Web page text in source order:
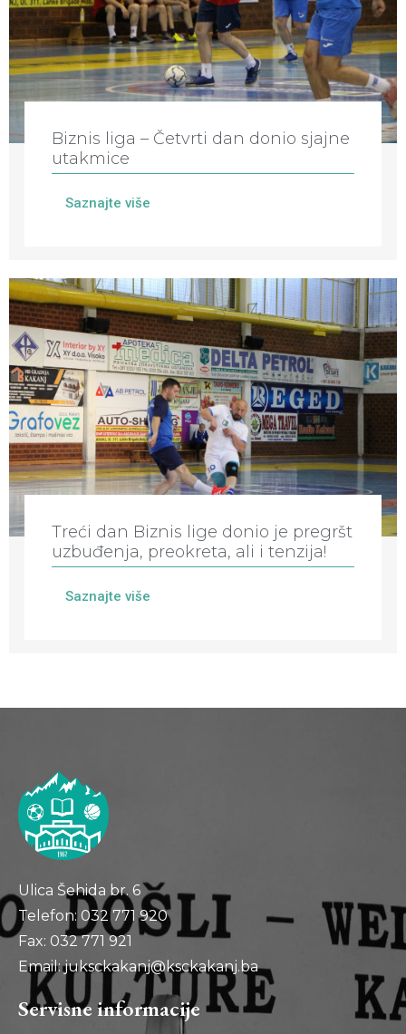
Biznis liga – Četvrti dan donio sjajne
utakmice
Saznajte više
Treći dan Biznis lige donio je pregršt
uzbuđenja, preokreta, ali i tenzija!
Saznajte više
Ulica Šehida br. 6
Telefon: 032 771 920
Fax: 032 771 921
Email: juksckakanj@ksckakanj.ba
Servisne informacije